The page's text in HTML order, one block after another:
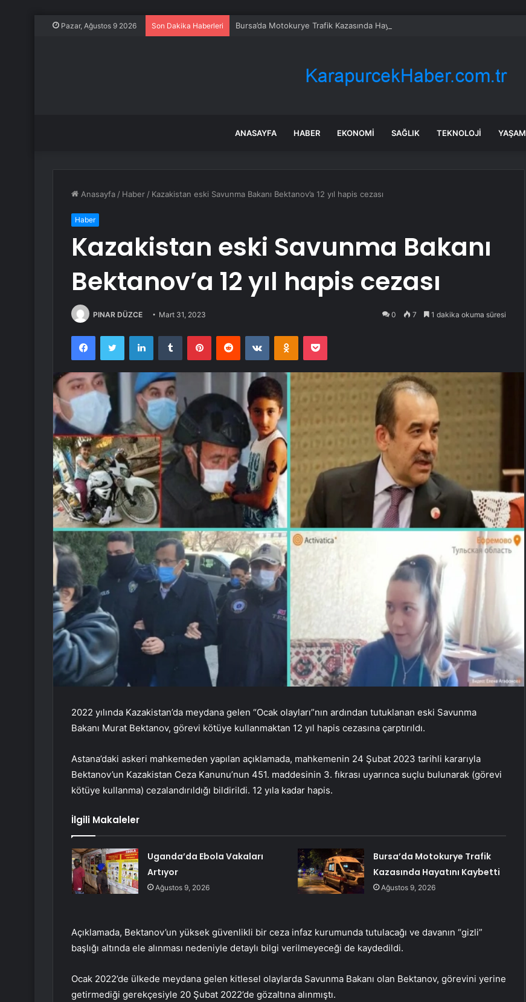
Pazar, Ağustos 9 2026 Son Dakika Haberleri Bursa’da Motokurye Trafik Kazasında Hayatını Kaybetti
ANASAYFA HABER EKONOMI SAĞLIK TEKNOLOJI YAŞAM
Anasayfa / Haber / Kazakistan eski Savunma Bakanı Bektanov’a 12 yıl hapis cezası
Haber
Kazakistan eski Savunma Bakanı
Bektanov’a 12 yıl hapis cezası
PINAR DÜZCE Mart 31, 2023 0 7 1 dakika okuma süresi
FacebookTwitter LinkedInTumblr PinterestReddit VKontakteOdnoklassniki
Pocket
2022 yılında Kazakistan’da meydana gelen “Ocak olayları”nın ardından tutuklanan eski Savunma
Bakanı Murat Bektanov, görevi kötüye kullanmaktan 12 yıl hapis cezasına çarptırıldı.
Astana’daki askeri mahkemeden yapılan açıklamada, mahkemenin 24 Şubat 2023 tarihli kararıyla
Bektanov’un Kazakistan Ceza Kanunu’nun 451. maddesinin 3. fıkrası uyarınca suçlu bulunarak (görevi
kötüye kullanma) cezalandırıldığı bildirildi. 12 yıla kadar hapis.
İlgili Makaleler
Uganda’da Ebola Vakaları
Artıyor
Ağustos 9, 2026
Bursa’da Motokurye Trafik
Kazasında Hayatını Kaybetti
Ağustos 9, 2026
Açıklamada, Bektanov’un yüksek güvenlikli bir ceza infaz kurumunda tutulacağı ve davanın “gizli”
başlığı altında ele alınması nedeniyle detaylı bilgi verilmeyeceği de kaydedildi.
Ocak 2022’de ülkede meydana gelen kitlesel olaylarda Savunma Bakanı olan Bektanov, görevini yerine
getirmediği gerekçesiyle 20 Şubat 2022’de gözaltına alınmıştı.